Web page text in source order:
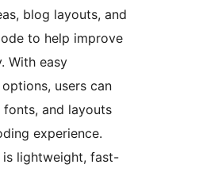
blog layouts, and
to help improve
With easy
users can
and layouts
experience.
is lightweight, fast-